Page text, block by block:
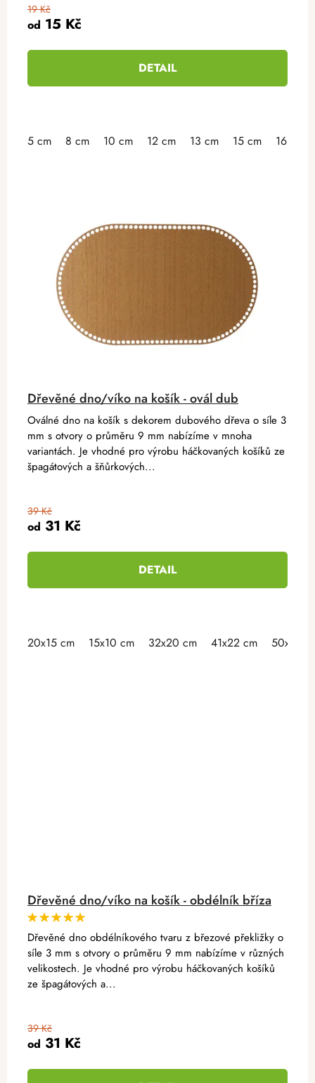
od 15 Kč
19 Kč
DETAIL
5 cm 8 cm 10 cm 12 cm 13 cm 15 cm 16 cm
Dřevěné dno/víko na košík - ovál dub
od 31 Kč
39 Kč
DETAIL
Oválné dno na košík s dekorem dubového dřeva o síle 3
mm s otvory o průměru 9 mm nabízíme v mnoha
variantách. Je vhodné pro výrobu háčkovaných košíků ze
špagátových a šňůrkových...
20x15 cm 15x10 cm 32x20 cm 41x22 cm 50x30
Dřevěné dno/víko na košík - obdélník bříza
od 31 Kč
39 Kč
Dřevěné dno obdélníkového tvaru z březové překližky o
síle 3 mm s otvory o průměru 9 mm nabízíme v různých
velikostech. Je vhodné pro výrobu háčkovaných košíků
ze špagátových a...